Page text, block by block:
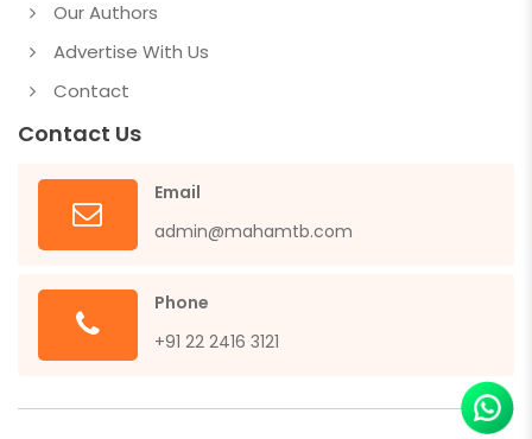
Our Authors
Advertise With Us
Contact
Contact Us
Email
admin@mahamtb.com
Phone
+91 22 2416 3121